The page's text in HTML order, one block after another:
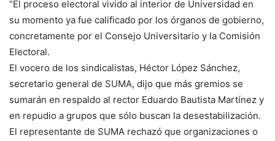
“El proceso electoral vivido al interior de Universidad en
su momento ya fue calificado por los órganos de gobierno,
concretamente por el Consejo Universitario y la Comisión
Electoral.
El vocero de los sindicalistas, Héctor López Sánchez,
secretario general de SUMA, dijo que más gremios se
sumarán en respaldo al rector Eduardo Bautista Martínez y
en repudio a grupos que sólo buscan la desestabilización.
El representante de SUMA rechazó que organizaciones o